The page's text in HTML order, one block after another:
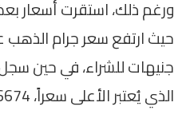
ورغم ذلك، استقرت أسعار
الذي يُعتبر الأعلى سعراً، 6674 جنيهاً للشراء.